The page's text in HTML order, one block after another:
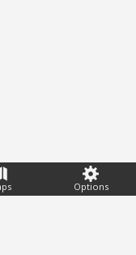
Options